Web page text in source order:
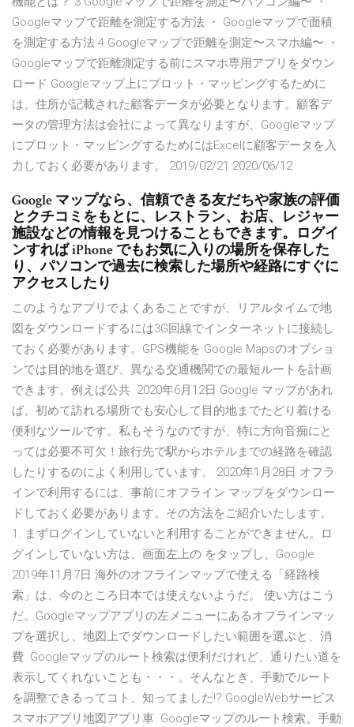
Googleマップで距離を測定する方法 ・ Googleマップで面積
を測定する方法 4 Googleマップで距離を測定〜スマホ編〜 ・
Googleマップで距離測定する前にスマホ専用アプリをダウン
ロード Googleマップ上にプロット・マッピングするために
は、住所が記載された顧客データが必要となります。顧客デ
ータの管理方法は会社によって異なりますが、Googleマップ
にプロット・マッピングするためにはExcelに顧客データを入
力しておく必要があります。 2019/02/21 2020/06/12
Google マップなら、信頼できる友だちや家族の評価
とクチコミをもとに、レストラン、お店、レジャー
施設などの情報を見つけることもできます。ログイ
ンすれば iPhone でもお気に入りの場所を保存した
り、パソコンで過去に検索した場所や経路にすぐに
アクセスしたり
このようなアプリでよくあることですが、リアルタイムで地
図をダウンロードするには3G回線でインターネットに接続し
ておく必要があります。GPS機能を Google Mapsのオプショ
ンでは目的地を選び、異なる交通機関での最短ルートを計画
できます。例えば公共 2020年6月12日 Google マップがあれ
ば、初めて訪れる場所でも安心して目的地までたどり着ける
便利なツールです。私もそうなのですが、特に方向音痴にと
っては必要不可欠！旅行先で駅からホテルまでの経路を確認
したりするのによく利用しています。 2020年1月28日 オフラ
インで利用するには、事前にオフライン マップをダウンロー
ドしておく必要があります。その方法をご紹介いたします。
1. まずログインしていないと利用することができません。ロ
グインしていない方は、画面左上の をタップし、Google
2019年11月7日 海外のオフラインマップで使える「経路検
索」は、今のところ日本では使えないようだ。 使い方はこう
だ。Googleマップアプリの左メニューにあるオフラインマッ
プを選択し、地図上でダウンロードしたい範囲を選ぶと、消
費 Googleマップのルート検索は便利だけれど、通りたい道を
表示してくれないことも・・・。そんなとき、手動でルート
を調整できるってコト、知ってました!? GoogleWebサービス
スマホアプリ地図アプリ車. Googleマップのルート検索。手動